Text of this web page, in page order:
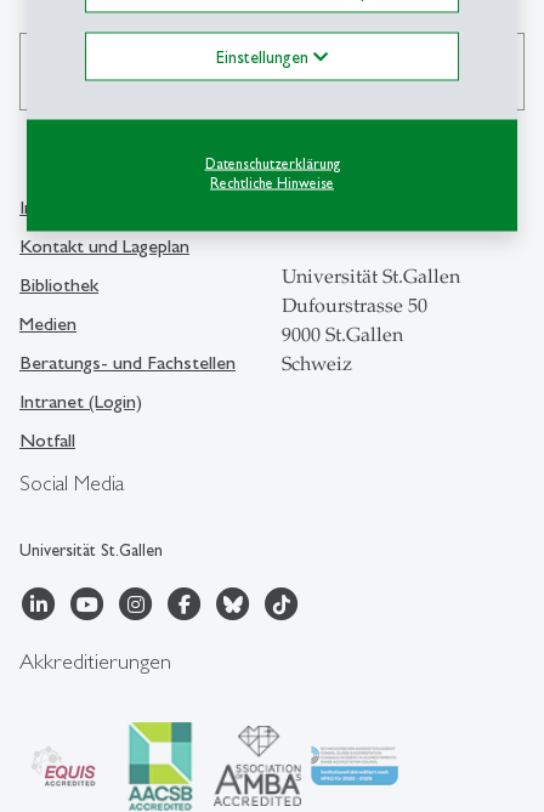
Einstellungen
Datenschutzerklärung
Rechtliche Hinweise
Social Media
Universität St.Gallen
Info Desk
Kontakt und Lageplan
Bibliothek
Medien
Beratungs- und Fachstellen
Intranet (Login)
Notfall
Universität St.Gallen
Dufourstrasse 50
9000 St.Gallen
Schweiz
Akkreditierungen